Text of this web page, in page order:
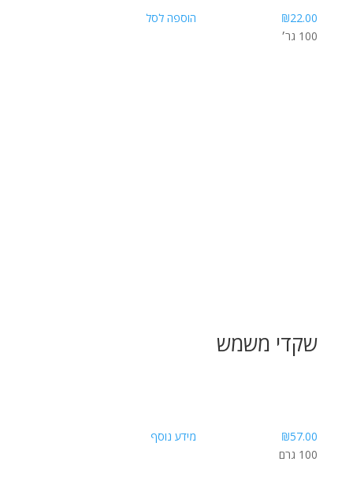
₪22.00
הוספה לסל
100 גר׳
שקדי משמש
₪57.00
מידע נוסף
100 גרם